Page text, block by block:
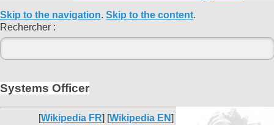
Skip to the navigation. Skip to the content.
Rechercher :
Systems Officer
[Wikipedia FR] [Wikipedia EN]